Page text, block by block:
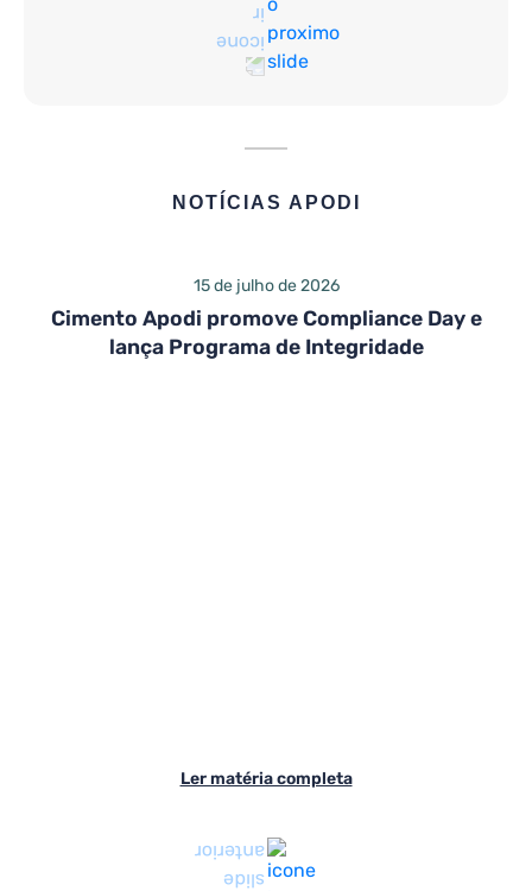
NOTÍCIAS APODI
15 de julho de 2026
Cimento Apodi promove Compliance Day e
lança Programa de Integridade
Ler matéria completa